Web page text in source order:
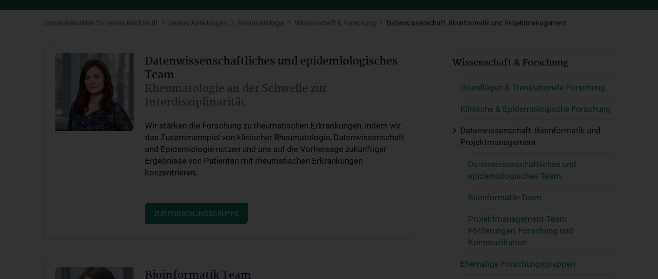
Universitätsklinik für Innere Medizin III Unsere Abteilungen Rheumatologie Wissenschaft & Forschung Datenwissenschaft, Bioinformatik und Projektmanagement
Datenwissenschaftliches und epidemiologisches
Team
Rheumatologie an der Schwelle zur
Interdisziplinarität
Wir stärken die Forschung zu rheumatischen Erkrankungen, indem wir
das Zusammenspiel von klinischer Rheumatologie, Datenwissenschaft
und Epidemiologie nutzen und uns auf die Vorhersage zukünftiger
Ergebnisse von Patienten mit rheumatischen Erkrankungen
konzentrieren.
ZUR FORSCHUNGSGRUPPE
Wissenschaft & Forschung
Grundlagen & Translationale Forschung
Klinische & Epidemiologische Forschung
Datenwissenschaft, Bioinformatik und
Projektmanagement
Datenwissenschaftliches und
epidemiologisches Team
Bioinformatik-Team
Projektmanagement-Team -
Förderungen, Forschung und
Kommunikation
Ehemalige Forschungsgruppen